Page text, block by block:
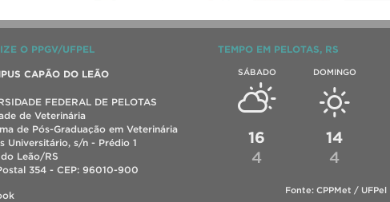
O PPGV/UFPEL
CAPÃO DO LEÃO
FEDERAL DE PELOTAS
de Veterinária
de Pós-Graduação em Veterinária
Universitário, s/n - Prédio 1
Leão/RS
354 - CEP: 96010-900
TEMPO EM PELOTAS, RS
SÁBADO
16
4
DOMINGO
14
4
Fonte: CPPMet / UFPel